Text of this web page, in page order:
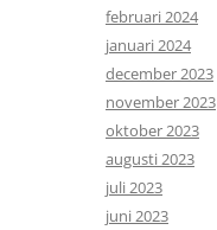
februari 2024
januari 2024
december 2023
november 2023
oktober 2023
augusti 2023
juli 2023
juni 2023